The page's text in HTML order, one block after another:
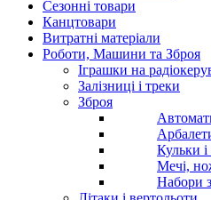
Сезонні товари
Канцтовари
Витратні матеріали
Роботи, Машини та Зброя
Іграшки на
Залізниці і треки
Зброя
Кульки і
Мечі,
Набори